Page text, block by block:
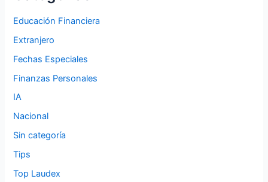
Educación Financiera
Extranjero
Fechas Especiales
Finanzas Personales
IA
Nacional
Sin categoría
Tips
Top Laudex